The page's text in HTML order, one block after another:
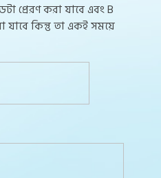
প্রেরণ করা যাবে এবং B
যাবে কিন্তু তা একই সময়ে